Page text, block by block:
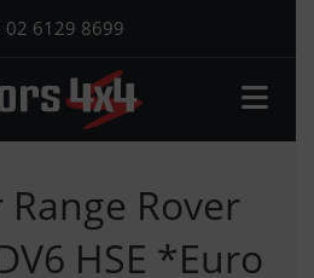
6129 8699
Rover
HSE *Euro